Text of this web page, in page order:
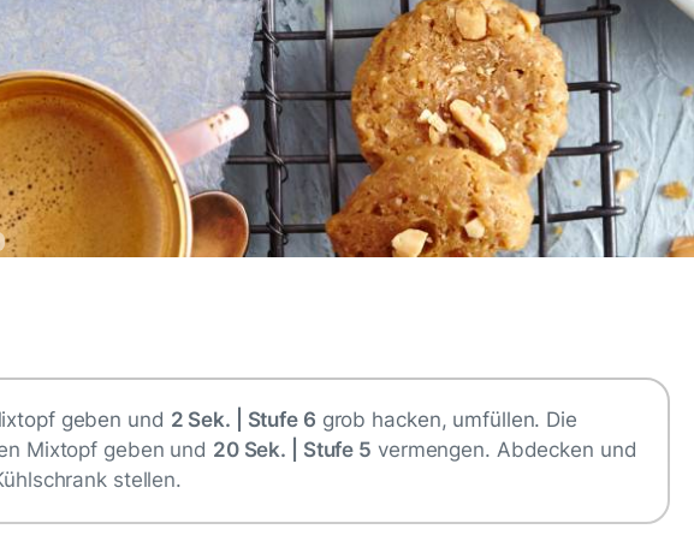
geben und 2 Sek. | Stufe 6 grob hacken, umfüllen. Die
Mixtopf geben und 20 Sek. | Stufe 5 vermengen. Abdecken und
stellen.